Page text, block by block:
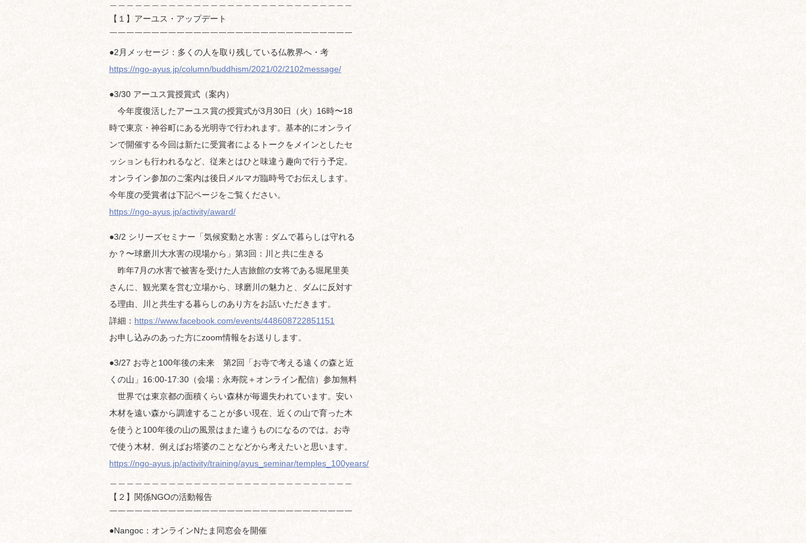
【１】アーユス・アップデート
￣￣￣￣￣￣￣￣￣￣￣￣￣￣￣￣￣￣￣￣￣￣￣￣￣￣￣￣￣
●2月メッセージ：多くの人を取り残している仏教界へ・考
https://ngo-ayus.jp/column/buddhism/2021/02/2102message/
●3/30 アーユス賞授賞式（案内）
今年度復活したアーユス賞の授賞式が3月30日（火）16時〜18
時で東京・神谷町にある光明寺で行われます。基本的にオンライ
ンで開催する今回は新たに受賞者によるトークをメインとしたセ
ッションも行われるなど、従来とはひと味違う趣向で行う予定。
オンライン参加のご案内は後日メルマガ臨時号でお伝えします。
今年度の受賞者は下記ページをご覧ください。
https://ngo-ayus.jp/activity/award/
●3/2 シリーズセミナー「気候変動と水害：ダムで暮らしは守れる
か？〜球磨川大水害の現場から」第3回：川と共に生きる
昨年7月の水害で被害を受けた人吉旅館の女将である堀尾里美
さんに、観光業を営む立場から、球磨川の魅力と、ダムに反対す
る理由、川と共生する暮らしのあり方をお話いただきます。
詳細：https://www.facebook.com/events/448608722851151
お申し込みのあった方にzoom情報をお送りします。
●3/27 お寺と100年後の未来 第2回「お寺で考える遠くの森と近
くの山」16:00-17:30（会場：永寿院＋オンライン配信）参加無料
世界では東京都の面積くらい森林が毎週失われています。安い
木材を遠い森から調達することが多い現在、近くの山で育った木
を使うと100年後の山の風景はまた違うものになるのでは。お寺
で使う木材、例えばお塔婆のことなどから考えたいと思います。
https://ngo-ayus.jp/activity/training/ayus_seminar/temples_100years/
＿＿＿＿＿＿＿＿＿＿＿＿＿＿＿＿＿＿＿＿＿＿＿＿＿＿＿＿＿
【２】関係NGOの活動報告
￣￣￣￣￣￣￣￣￣￣￣￣￣￣￣￣￣￣￣￣￣￣￣￣￣￣￣￣￣
●Nangoc：オンラインNたま同窓会を開催